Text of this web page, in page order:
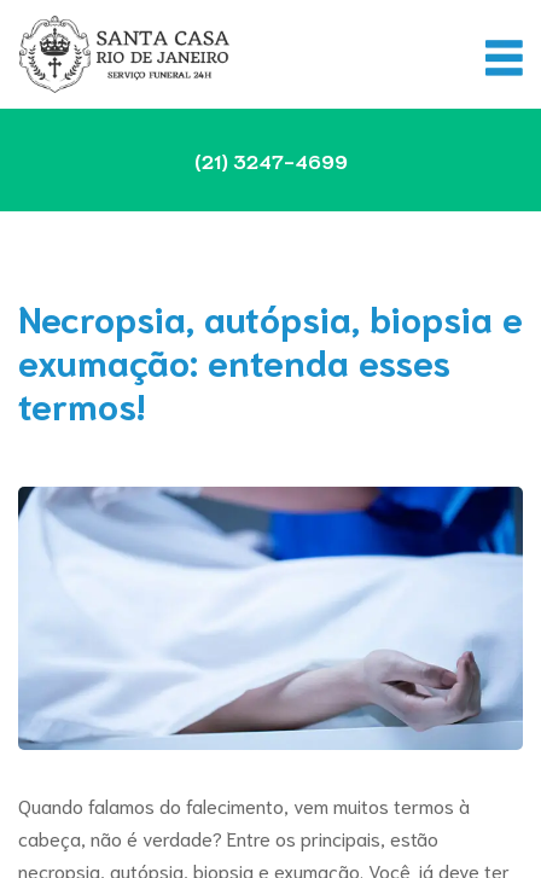
(21)3247-4699
Necropsia, autópsia, biopsia e
exumação: entenda esses
termos!
Quando falamos do falecimento, vem muitos termos à
cabeça, não é verdade? Entre os principais, estão
necropsia, autópsia, biopsia e exumação. Você já deve ter